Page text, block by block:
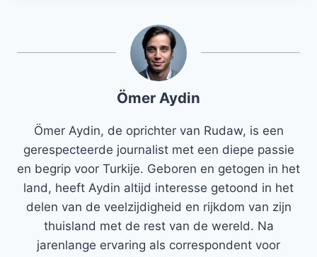
Ömer Aydin
Ömer Aydin, de oprichter van Rudaw, is een
gerespecteerde journalist met een diepe passie
en begrip voor Turkije. Geboren en getogen in het
land, heeft Aydin altijd interesse getoond in het
delen van de veelzijdigheid en rijkdom van zijn
thuisland met de rest van de wereld. Na
jarenlange ervaring als correspondent voor